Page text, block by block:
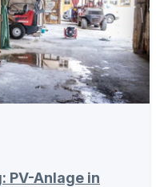
PV-Anlage in